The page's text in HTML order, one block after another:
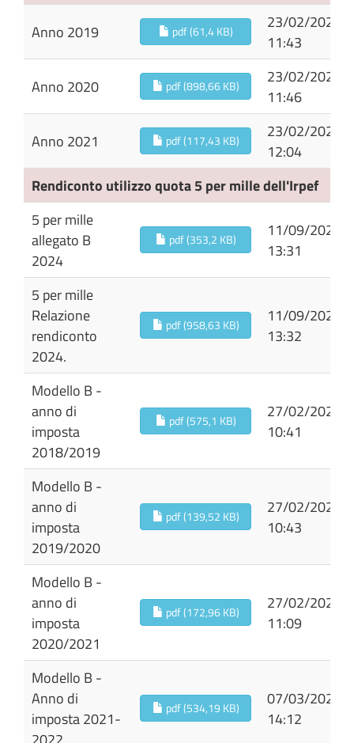
Anno 2019
pdf (61,4 KB)
23/02/2024
11:43
Anno 2020
pdf (898,66 KB)
23/02/2024
11:46
Anno 2021
pdf (117,43 KB)
23/02/2024
12:04
Rendiconto utilizzo quota 5 per mille dell'Irpef
5 per mille
allegato B
2024
pdf (353,2 KB)
11/09/2025
13:31
5 per mille
Relazione
rendiconto
2024.
pdf (958,63 KB)
11/09/2025
13:32
Modello B -
anno di
imposta
2018/2019
pdf (575,1 KB)
27/02/2024
10:41
Modello B -
anno di
imposta
2019/2020
pdf (139,52 KB)
27/02/2024
10:43
Modello B -
anno di
imposta
2020/2021
pdf (172,96 KB)
27/02/2024
11:09
Modello B -
Anno di
imposta 2021-
pdf (534,19 KB)
07/03/2024
14:12